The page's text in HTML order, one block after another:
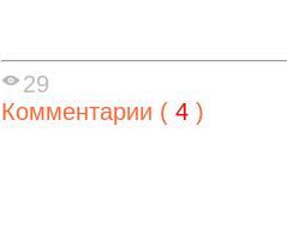
29
Комментарии ( 4 )